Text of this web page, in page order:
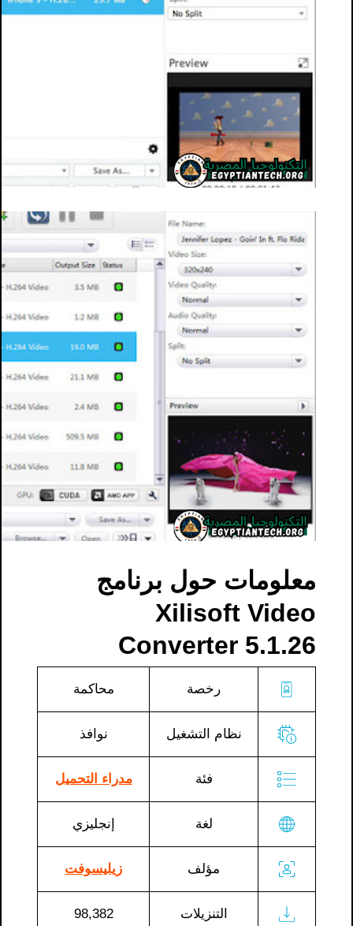
معلومات حول برنامج
Xilisoft Video
Converter 5.1.26
رخصة محاكمة
نظام التشغيل نوافذ
فئة مدراء التحميل
لغة إنجليزي
مؤلف زيليسوفت
التنزيلات 98,382